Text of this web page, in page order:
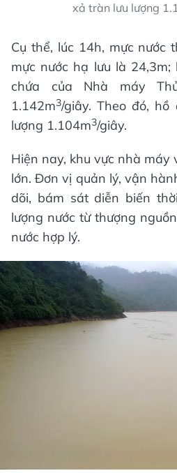
xả tràn lưu lượng
Cụ thể, lúc 14h, mực nước
mực nước hạ lưu là
chứa của Nhà máy
1.142m3/giây. Theo đó,
lượng 1.104m3/giây.
Hiện nay, khu vực nhà máy
lớn. Đơn vị quản lý, vận
dõi, bám sát diễn biến
lượng nước từ thượng
nước hợp lý.